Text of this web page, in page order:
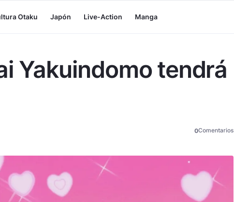
Otaku Japón Live-Action Manga
Yakuindomo tendrá
0Comentarios